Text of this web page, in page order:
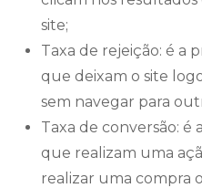
site;
Taxa de rejeição: é a
que deixam o site
sem navegar para
Taxa de conversão: é
que realizam uma
realizar uma compra